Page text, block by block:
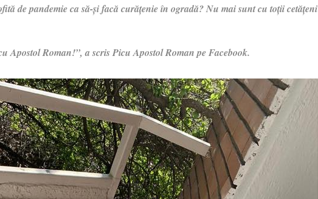
de pandemie ca să-și facă curățenie în ogradă? Nu mai sunt cu toții cetățeni
Apostol Roman!”, a scris Picu Apostol Roman pe Facebook.